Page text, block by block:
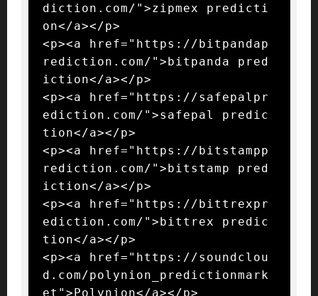
diction.com/">zipmex predicti
on</a></p>
<p><a href="https://bitpandap
rediction.com/">bitpanda pred
iction</a></p>
<p><a href="https://safepalpr
ediction.com/">safepal predic
tion</a></p>
<p><a href="https://bitstampp
rediction.com/">bitstamp pred
iction</a></p>
<p><a href="https://bittrexpr
ediction.com/">bittrex predic
tion</a></p>
<p><a href="https://soundclou
d.com/polynion_predictionmark
et">Polynion</a></p>